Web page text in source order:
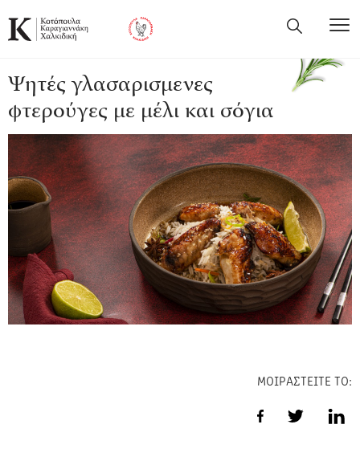
Ψητές γλασαρισμενες
φτερούγες με μέλι και σόγια
ΜΟΙΡΑΣΤΕΙΤΕ ΤΟ: